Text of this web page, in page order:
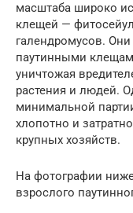
масштаба широко
клещей —
галендромусов.
паутинными
уничтожая
растения и людей.
минимальной
хлопотно и
крупных хозяйств.
На фотографии
взрослого